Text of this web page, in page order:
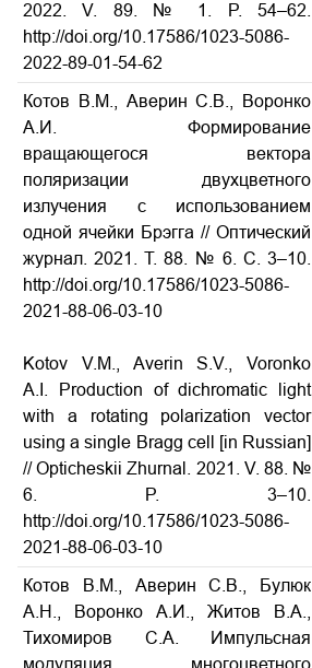
2022. V. 89. № 1. P. 54–62.
http://doi.org/10.17586/1023-5086-
2022-89-01-54-62
Котов В.М., Аверин С.В., Воронко
А.И. Формирование
вращающегося вектора
поляризации двухцветного
излучения с использованием
одной ячейки Брэгга // Оптический
журнал. 2021. Т. 88. № 6. С. 3–10.
http://doi.org/10.17586/1023-5086-
2021-88-06-03-10
Kotov V.M., Averin S.V., Voronko
A.I. Production of dichromatic light
with a rotating polarization vector
using a single Bragg cell [in Russian]
// Opticheskii Zhurnal. 2021. V. 88. №
6. P. 3–10.
http://doi.org/10.17586/1023-5086-
2021-88-06-03-10
Котов В.М., Аверин С.В., Булюк
А.Н., Воронко А.И., Житов В.А.,
Тихомиров С.А. Импульсная
модуляция многоцветного